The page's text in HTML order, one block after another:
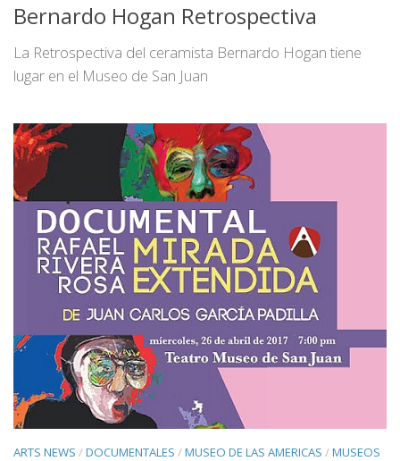
Bernardo Hogan Retrospectiva
La Retrospectiva del ceramista Bernardo Hogan tiene
lugar en el Museo de San Juan
ARTS NEWS /DOCUMENTALES /MUSEO DE LAS AMERICAS /MUSEOS